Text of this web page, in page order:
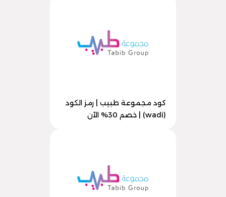
كود مجموعة طبيب | رمز الكود
(wadi) | خصم 30% الآن